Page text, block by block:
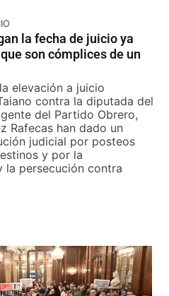
la fecha de juicio ya
son cómplices de un
elevación a juicio
contra la diputada del
del Partido Obrero,
Rafecas han dado un
judicial por posteos
y por la
la persecución contra